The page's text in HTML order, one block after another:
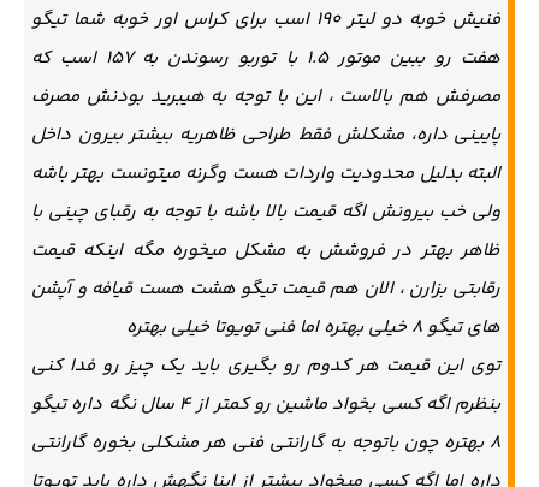
فنیش خوبه دو لیتر ۱۹۰ اسب برای کراس اور خوبه شما تیگو
هفت رو ببین موتور ۱.۵ با توربو رسوندن به ۱۵۷ اسب که
مصرفش هم بالاست ، این با توجه به هیبرید بودنش مصرف
پایینی داره، مشکلش فقط طراحی ظاهریه بیشتر بیرون داخل
البته بدلیل محدودیت واردات هست وگرنه میتونست بهتر باشه
ولی خب بیرونش اگه قیمت بالا باشه با توجه به رقبای چینی با
ظاهر بهتر در فروشش به مشکل میخوره مگه اینکه قیمت
رقابتی بزارن ، الان هم قیمت تیگو هشت هست قیافه و آپشن
های تیگو ۸ خیلی بهتره اما فنی تویوتا خیلی بهتره
توی این قیمت هر کدوم رو بگیری باید یک چیز رو فدا کنی
بنظرم اگه کسی بخواد ماشین رو کمتر از ۴ سال نگه داره تیگو
۸ بهتره چون باتوجه به گارانتی فنی هر مشکلی بخوره گارانتی
داره اما اگه کسی میخواد بیشتر از اینا نگهش داره باید تویوتا